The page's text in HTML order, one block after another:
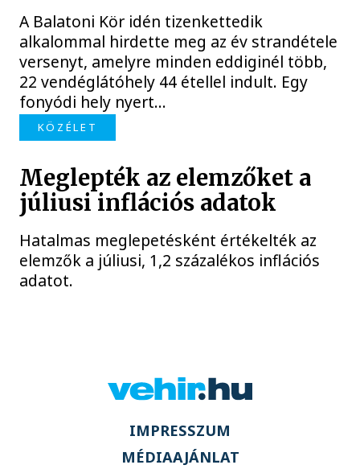
A Balatoni Kör idén tizenkettedik
alkalommal hirdette meg az év strandétele
versenyt, amelyre minden eddiginél több,
22 vendéglátóhely 44 étellel indult. Egy
fonyódi hely nyert...
KÖZÉLET
Meglepték az elemzőket a
júliusi inflációs adatok
Hatalmas meglepetésként értékelték az
elemzők a júliusi, 1,2 százalékos inflációs
adatot.
IMPRESSZUM
MÉDIAAJÁNLAT